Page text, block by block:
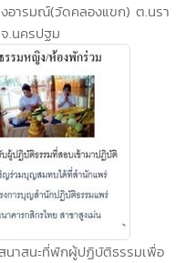
อารมณ์(วัดคลองแขก) ต.นรา
.นครปฐม
าสนะที่พักผู้ปฏิบัติธรรมเพื่อ